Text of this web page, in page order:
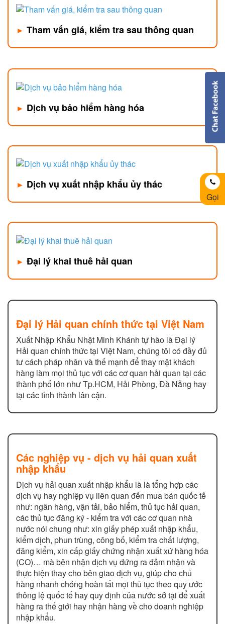
► Tham vấn giá, kiểm tra sau thông quan
► Dịch vụ bảo hiểm hàng hóa
► Dịch vụ xuất nhập khẩu ủy thác
► Đại lý khai thuê hải quan
Đại lý Hải quan chính thức tại Việt Nam
Xuất Nhập Khẩu Nhật Minh Khánh tự hào là Đại lý
Hải quan chính thức tại Việt Nam, chúng tôi có đầy đủ
tư cách pháp nhân và thế mạnh để thay mặt khách
hàng làm mọi thủ tục với các cơ quan hải quan tại các
thành phố lớn như Tp.HCM, Hải Phòng, Đà Nẵng hay
tại các tỉnh thành lân cận.
Các nghiệp vụ - dịch vụ hải quan xuất
nhập khẩu
Dịch vụ hải quan xuất nhập khẩu là là tổng hợp các
dịch vụ hay nghiệp vụ liên quan đến mua bán quốc tế
như: ngân hàng, vận tải, bảo hiểm, thủ tục hải quan,
các thủ tục đăng ký - kiểm tra với các cơ quan nhà
nước nói chung như: xin giấy phép xuất nhập khẩu,
kiểm dịch, phun trùng, công bố, kiểm tra chất lượng,
đăng kiểm, xin cấp giấy chứng nhận xuất xứ hàng hóa
(CO)… mà bên nhận dịch vụ đứng ra đảm nhận và
thực hiện thay cho bên giao dịch vụ, giúp cho chủ
hàng nhanh chóng hoàn tất mọi thủ tục theo quy ước
thông lệ quốc tế hay quy định của nước sở tại để xuất
hàng ra thế giới hay nhận hàng về cho doanh nghiệp
nhập khẩu.
Gọi